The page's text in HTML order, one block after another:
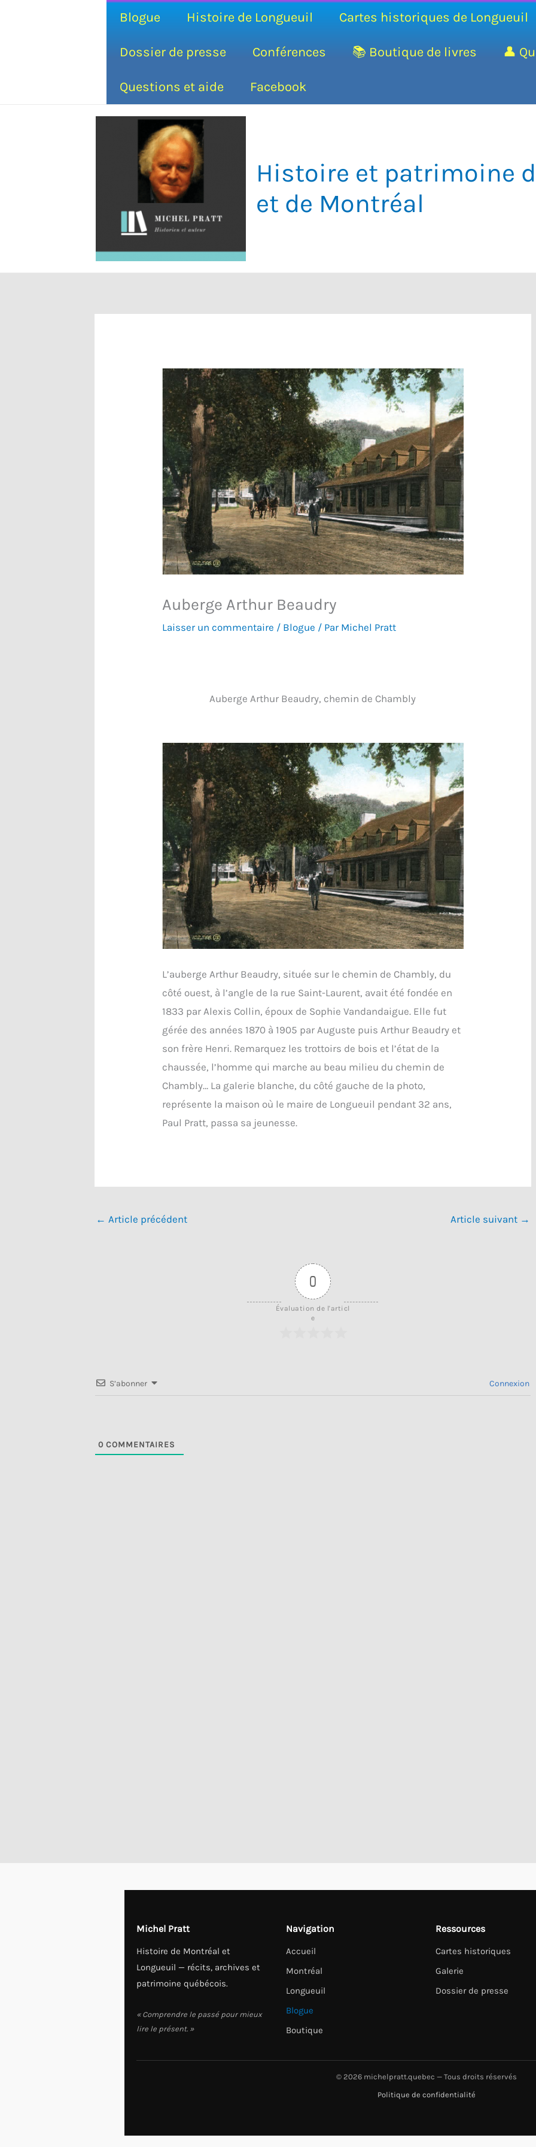
Blogue Histoire de Longueuil Cartes historiques de Longueuil
Dossier de presse Conférences 📚 Boutique de livres 👤
Questions et aide Facebook
Histoire et patrimoine
et de Montréal
Auberge Arthur Beaudry
Laisser un commentaire / Blogue / Par Michel Pratt
Auberge Arthur Beaudry, chemin de Chambly
L’auberge Arthur Beaudry, située sur le chemin de Chambly, du
côté ouest, à l’angle de la rue Saint-Laurent, avait été fondée en
1833 par Alexis Collin, époux de Sophie Vandandaigue. Elle fut
gérée des années 1870 à 1905 par Auguste puis Arthur Beaudry et
son frère Henri. Remarquez les trottoirs de bois et l’état de la
chaussée, l’homme qui marche au beau milieu du chemin de
Chambly… La galerie blanche, du côté gauche de la photo,
représente la maison où le maire de Longueuil pendant 32 ans,
Paul Pratt, passa sa jeunesse.
← Article précédent Article suivant →
0
Évaluation de l'articl
e
S’abonner Connexion
0 COMMENTAIRES
Michel Pratt
Histoire de Montréal et
Longueuil — récits, archives et
patrimoine québécois.
« Comprendre le passé pour mieux
lire le présent. »
Navigation
Accueil
Montréal
Longueuil
Blogue
Boutique
Ressources
Cartes historiques
Galerie
Dossier de presse
© 2026 michelpratt.quebec — Tous droits réservés
Politique de confidentialité